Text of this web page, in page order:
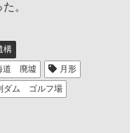
。
構
道 廃墟
月形
ダム ゴルフ場